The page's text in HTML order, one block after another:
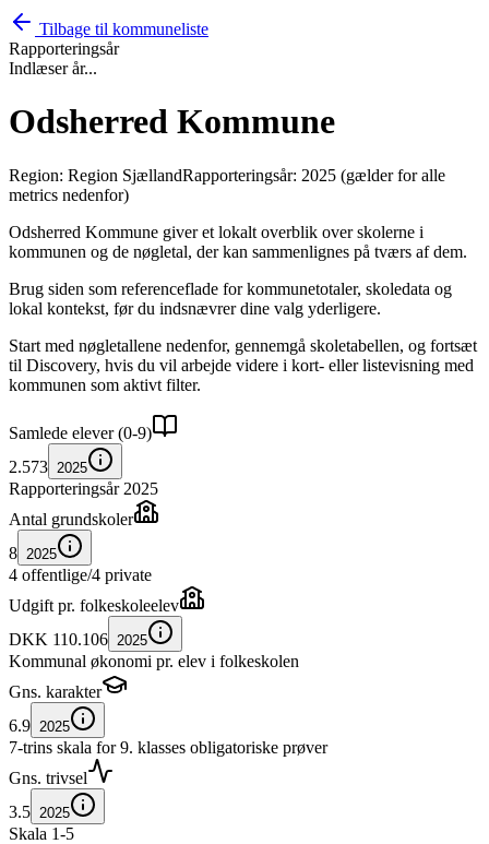
Tilbage til kommuneliste
Rapporteringsår
Indlæser år...
Odsherred Kommune
Region: Region SjællandRapporteringsår: 2025 (gælder for alle
metrics nedenfor)
Odsherred Kommune giver et lokalt overblik over skolerne i
kommunen og de nøgletal, der kan sammenlignes på tværs af dem.
Brug siden som referenceflade for kommunetotaler, skoledata og
lokal kontekst, før du indsnævrer dine valg yderligere.
Start med nøgletallene nedenfor, gennemgå skoletabellen, og fortsæt
til Discovery, hvis du vil arbejde videre i kort- eller listevisning med
kommunen som aktivt filter.
Samlede elever (0-9)
2.573 2025
Rapporteringsår 2025
Antal grundskoler
8 2025
4 offentlige/4 private
Udgift pr. folkeskoleelev
DKK 110.106 2025
Kommunal økonomi pr. elev i folkeskolen
Gns. karakter
6.9 2025
7-trins skala for 9. klasses obligatoriske prøver
Gns. trivsel
3.5 2025
Skala 1-5